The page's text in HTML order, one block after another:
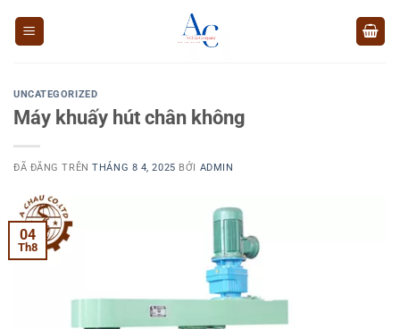
UNCATEGORIZED
Máy khuấy hút chân không
ĐÃ ĐĂNG TRÊNTHÁNG 8 4, 2025 BỞI ADMIN
04
Th8